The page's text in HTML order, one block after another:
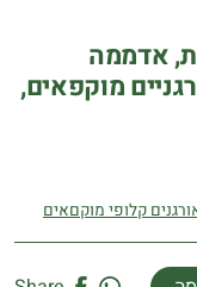
אדממה
מוקפאים,
קלופי מוקםאים